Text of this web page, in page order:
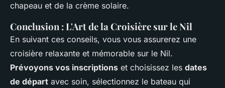
chapeau et de la crème solaire.
Conclusion : L'Art de la Croisière sur le Nil
En suivant ces conseils, vous vous assurerez une
croisière relaxante et mémorable sur le Nil.
Prévoyons vos inscriptions et choisissez les dates
de départ avec soin, sélectionnez le bateau qui